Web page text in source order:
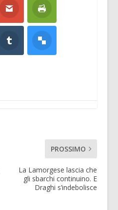
PROSSIMO
La Lamorgese lascia che
gli sbarchi continuino. E
Draghi s’indebolisce